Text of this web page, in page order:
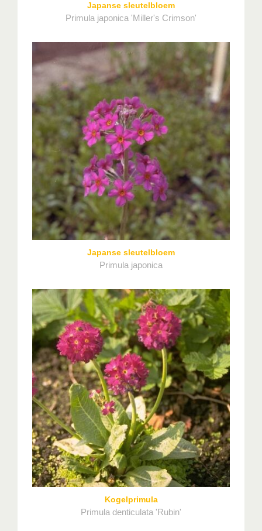
Japanse sleutelbloem
Primula japonica 'Miller's Crimson'
Japanse sleutelbloem
Primula japonica
Kogelprimula
Primula denticulata 'Rubin'